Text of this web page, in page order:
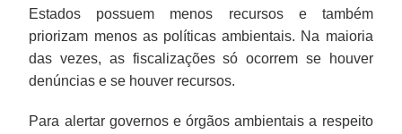
Estados possuem menos recursos e também
priorizam menos as políticas ambientais. Na maioria
das vezes, as fiscalizações só ocorrem se houver
denúncias e se houver recursos.
Para alertar governos e órgãos ambientais a respeito